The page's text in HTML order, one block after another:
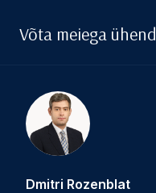
Võta meiega
Dmitri Rozenblat